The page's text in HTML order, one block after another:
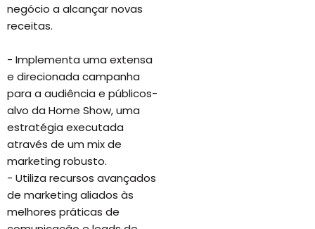
negócio a alcançar novas
receitas.
- Implementa uma extensa
e direcionada campanha
para a audiência e públicos-
alvo da Home Show, uma
estratégia executada
através de um mix de
marketing robusto.
- Utiliza recursos avançados
de marketing aliados às
melhores práticas de